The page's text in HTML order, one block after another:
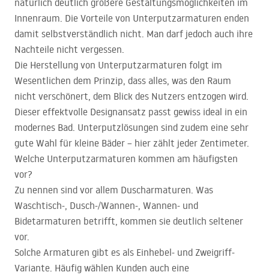
natürlich deutlich größere Gestaltungsmöglichkeiten im
Innenraum. Die Vorteile von Unterputzarmaturen enden
damit selbstverständlich nicht. Man darf jedoch auch ihre
Nachteile nicht vergessen.
Die Herstellung von Unterputzarmaturen folgt im
Wesentlichen dem Prinzip, dass alles, was den Raum
nicht verschönert, dem Blick des Nutzers entzogen wird.
Dieser effektvolle Designansatz passt gewiss ideal in ein
modernes Bad. Unterputzlösungen sind zudem eine sehr
gute Wahl für kleine Bäder – hier zählt jeder Zentimeter.
Welche Unterputzarmaturen kommen am häufigsten
vor?
Zu nennen sind vor allem Duscharmaturen. Was
Waschtisch-, Dusch-/Wannen-, Wannen- und
Bidetarmaturen betrifft, kommen sie deutlich seltener
vor.
Solche Armaturen gibt es als Einhebel- und Zweigriff-
Variante. Häufig wählen Kunden auch eine